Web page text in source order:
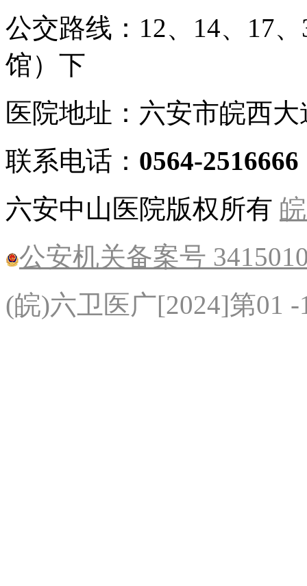
公交路线：12、14、17
馆）下
医院地址：六安市皖西
联系电话： 0564-2516666
六安中山医院版权所有
公安机关备案号
(皖)六卫医广[2024]第01 -